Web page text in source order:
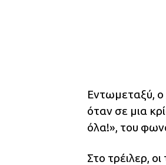
Εντωμεταξύ, ο
όταν σε μια
όλα!», του
Στο τρέιλερ,